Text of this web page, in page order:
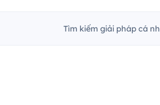
Tìm kiếm giải pháp cá